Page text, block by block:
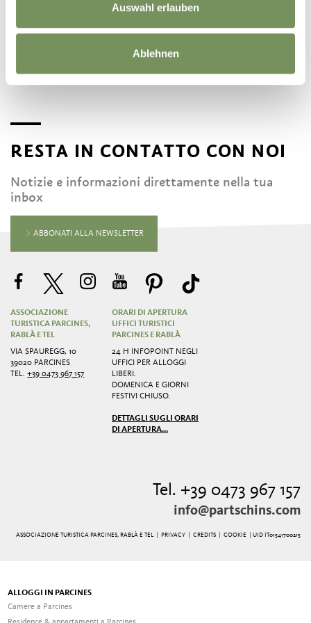
Auswahl erlauben
Ablehnen
RESTA IN CONTATTO CON NOI
Notizie e informazioni direttamente nella tua
inbox
ABBONATI ALLA NEWSLETTER
ASSOCIAZIONE
TURISTICA PARCINES,
RABLÀ E TEL
VIA SPAUREGG, 10
39020 PARCINES
TEL.+39 0473 967 157
ORARI DI APERTURA
UFFICI TURISTICI
PARCINES E RABLÀ
24 H INFOPOINT NEGLI
UFFICI PER ALLOGGI
LIBERI.
DOMENICA E GIORNI
FESTIVI CHIUSO.
DETTAGLI SUGLI ORARI
DI APERTURA...
Tel. +39 0473 967 157
info@partschins.com
ASSOCIAZIONE TURISTICA PARCINES, RABLÀ E TEL | PRIVACY| CREDITS| COOKIE | UID IT01541700215
ALLOGGI IN PARCINES
Camere a Parcines